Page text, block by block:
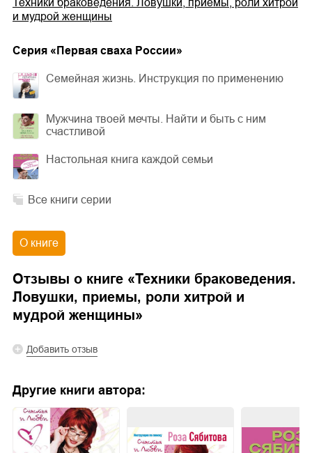
и мудрой женщины
Cерия « Первая сваха России»
Семейная жизнь. Инструкция по применению
Мужчина твоей мечты. Найти и быть с ним
счастливой
Настольная книга каждой семьи
Все книги серии
О книге
Отзывы о книге «Техники браковедения.
Ловушки, приемы, роли хитрой и
мудрой женщины»
Добавить отзыв
Другие книги автора: